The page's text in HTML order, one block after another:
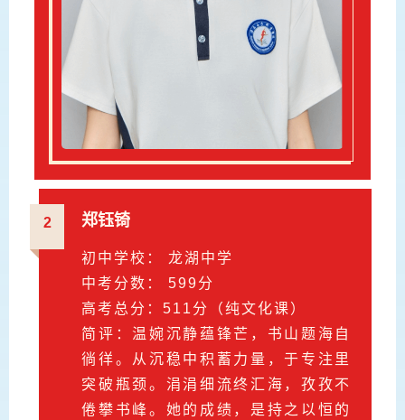
2 郑钰锜
初中学校： 龙湖中学
中考分数： 599分
高考总分：511分（纯文化课）
简评：温婉沉静蕴锋芒，书山题海自
徜徉。从沉稳中积蓄力量，于专注里
突破瓶颈。涓涓细流终汇海，孜孜不
倦攀书峰。她的成绩，是持之以恒的